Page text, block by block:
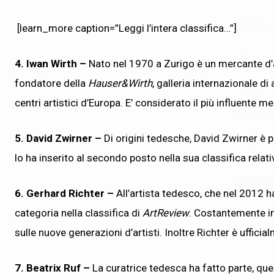
[learn_more caption=”Leggi l’intera classifica…”]
4. Iwan Wirth – Nato nel 1970 a Zurigo è un mercante
fondatore della Hauser&Wirth, galleria internazionale
centri artistici d’Europa. E’ considerato il più influente
5. David Zwirner – Di origini tedesche, David Zwirner è
lo ha inserito al secondo posto nella sua classifica
6. Gerhard Richter – All’artista tedesco, che nel 2012
categoria nella classifica di ArtReview. Costantemente
sulle nuove generazioni d’artisti. Inoltre Richter è
7. Beatrix Ruf – La curatrice tedesca ha fatto parte,
No